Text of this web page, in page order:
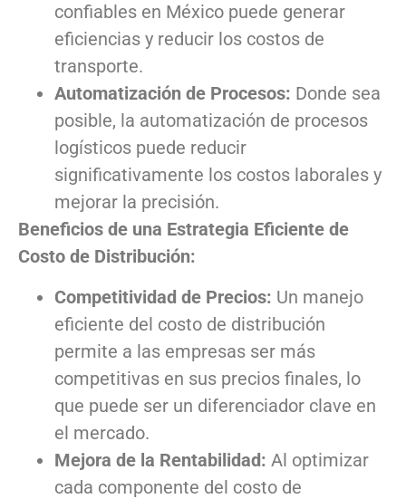
confiables en México puede generar
eficiencias y reducir los costos de
transporte.
Automatización de Procesos: Donde sea
posible, la automatización de procesos
logísticos puede reducir
significativamente los costos laborales y
mejorar la precisión.
Beneficios de una Estrategia Eficiente de
Costo de Distribución:
Competitividad de Precios: Un manejo
eficiente del costo de distribución
permite a las empresas ser más
competitivas en sus precios finales, lo
que puede ser un diferenciador clave en
el mercado.
Mejora de la Rentabilidad: Al optimizar
cada componente del costo de